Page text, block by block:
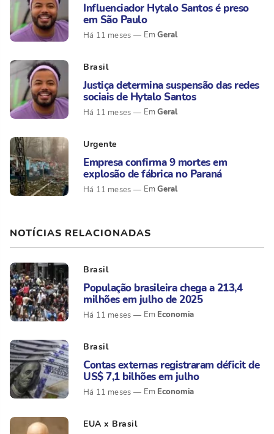
Influenciador Hytalo Santos é preso
em São Paulo
Há 11 meses Geral
Brasil
Justiça determina suspensão das redes
sociais de Hytalo Santos
Há 11 meses Geral
Urgente
Empresa confirma 9 mortes em
explosão de fábrica no Paraná
Há 11 meses Geral
NOTÍCIAS RELACIONADAS
Brasil
População brasileira chega a 213,4
milhões em julho de 2025
Há 11 meses Economia
Brasil
Contas externas registraram déficit de
US$ 7,1 bilhões em julho
Há 11 meses Economia
EUA x Brasil